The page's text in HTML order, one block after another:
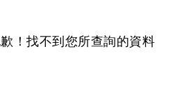
！找不到您所查詢的資料